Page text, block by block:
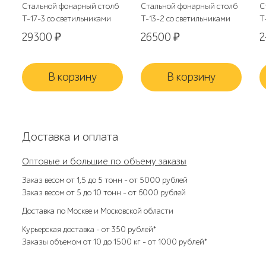
Стальной фонарный столб
Т-17-3 со светильниками
29300₽
В корзину
Стальной фонарный столб
Т-13-2 со светильниками
26500₽
В корзину
Доставка и оплата
Оптовые и большие по объему заказы
Заказ весом от 1,5 до 5 тонн – от 5000 рублей
Заказ весом от 5 до 10 тонн – от 6000 рублей
Доставка по Москве и Московской области
Курьерская доставка – от 350 рублей*
Заказы объемом от 10 до 1500 кг – от 1000 рублей*